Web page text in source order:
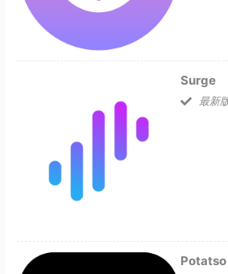
Surge
最新
Potatso